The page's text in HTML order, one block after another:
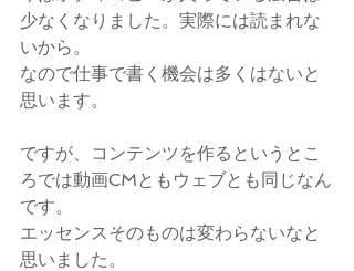
少なくなりました。実際には読まれな
いから。
なので仕事で書く機会は多くはないと
思います。
ですが、コンテンツを作るというとこ
ろでは動画CMともウェブとも同じなん
です。
エッセンスそのものは変わらないなと
思いました。